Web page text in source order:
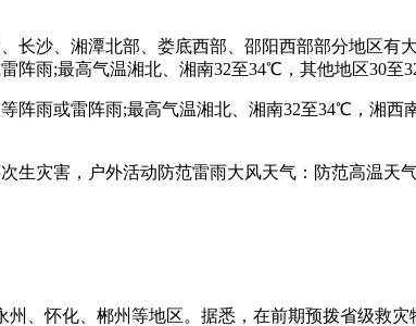
长沙、湘潭北部、娄底西部、邵阳西部部分地区有
阵雨;最高气温湘北、湘南32至34℃，其他地区30至
阵雨或雷阵雨;最高气温湘北、湘南32至34℃，湘西
生灾害，户外活动防范雷雨大风天气：防范高温天
、怀化、郴州等地区。据悉，在前期预拨省级救